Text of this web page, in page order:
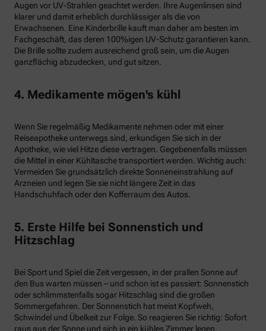
Augen vor UV-Strahlen geachtet werden. Ihre Augenlinsen sind
klarer und damit erheblich durchlässiger als die von
Erwachsenen. Eine Kinderbrille kauft man daher am besten im
Fachgeschäft, das deren 100%igen UV-Schutz garantieren kann.
Die Brille sollte zudem ausreichend groß sein, um die Augen
ganzflächig abzudecken, und gut sitzen.
4. Medikamente mögen's kühl
Wenn Sie regelmäßig Medikamente nehmen oder mit einer
Reiseapotheke unterwegs sind, erkundigen Sie sich in der
Apotheke, wie viel Hitze diese vertragen. Gegebenenfalls müssen
die Mittel in einer Kühltasche transportiert werden. Wichtig auch:
Vermeiden Sie grundsätzlich direkte Sonneneinstrahlung auf
Arzneien und legen Sie sie nicht längere Zeit in das
Handschuhfach oder den Kofferraum des Autos.
5. Erste Hilfe bei Sonnenstich und
Hitzschlag
Bei Sport und Spiel die Zeit vergessen, in der prallen Sonne auf
den Bus warten müssen – und schon ist es passiert: Sonnenstich
oder schlimmstenfalls sogar Hitzschlag sind die großen
Sommergefahren. Der Sonnenstich hat meist Kopfweh,
Schwindel und Übelkeit zur Folge. So reagieren Sie richtig: Sofort
raus aus der Sonne und sich in ein kühles Zimmer legen.